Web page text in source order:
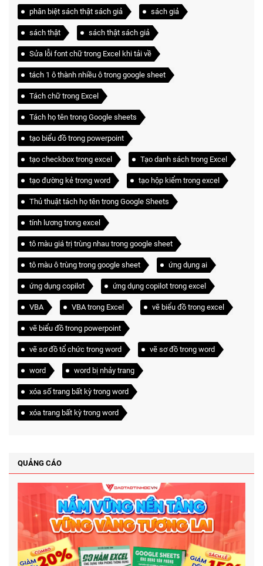
phân biệt sách thật sách giả sách giả
sách thật sách thật sách giả
Sửa lỗi font chữ trong Excel khi tải về
tách 1 ô thành nhiều ô trong google sheet
Tách chữ trong Excel
Tách họ tên trong Google sheets
tạo biểu đồ trong powerpoint
tạo checkbox trong excel Tạo danh sách trong Excel
tạo đường kẻ trong word tạo hộp kiểm trong excel
Thủ thuật tách họ tên trong Google Sheets
tính lương trong excel
tô màu giá trị trùng nhau trong google sheet
tô màu ô trùng trong google sheet ứng dụng ai
ứng dụng copilot ứng dụng copilot trong excel
VBA VBA trong Excel vẽ biểu đồ trong excel
vẽ biểu đồ trong powerpoint
vẽ sơ đồ tổ chức trong word vẽ sơ đồ trong word
word word bị nhảy trang
xóa số trang bất kỳ trong word
xóa trang bất kỳ trong word
QUẢNG CÁO